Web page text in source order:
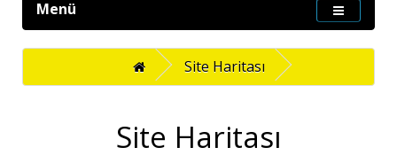
Menü
Site Haritası
Site Haritası